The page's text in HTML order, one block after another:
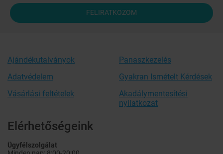
FELIRATKOZOM
Ajándékutalványok
Adatvédelem
Vásárlási feltételek
Panaszkezelés
Gyakran Ismételt Kérdések
Akadálymentesítési
nyilatkozat
Elérhetőségeink
Ügyfélszolgálat